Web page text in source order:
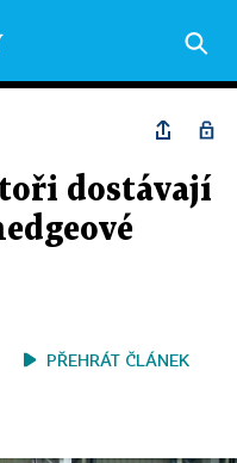
dostávají
PŘEHRÁT ČLÁNEK